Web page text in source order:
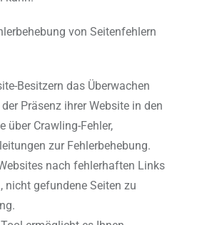
von Seitenfehlern
Besitzern das Überwachen
Präsenz ihrer Website in den
über Crawling-Fehler,
zur Fehlerbehebung.
nach fehlerhaften Links
nicht gefundene Seiten zu